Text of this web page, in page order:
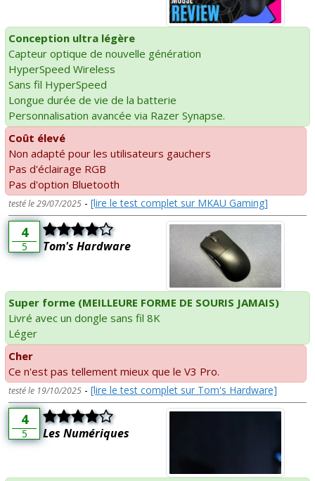
Conception ultra légère
Capteur optique de nouvelle génération
HyperSpeed Wireless
Sans fil HyperSpeed
Longue durée de vie de la batterie
Personnalisation avancée via Razer Synapse.
Coût élevé
Non adapté pour les utilisateurs gauchers
Pas d'éclairage RGB
Pas d'option Bluetooth
testé le 29/07/2025 - [lire le test complet sur MKAU Gaming]
4
5 Tom's Hardware
Super forme (MEILLEURE FORME DE SOURIS JAMAIS)
Livré avec un dongle sans fil 8K
Léger
Cher
Ce n'est pas tellement mieux que le V3 Pro.
testé le 19/10/2025 - [lire le test complet sur Tom's Hardware]
4
5 Les Numériques